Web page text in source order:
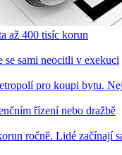
až 400 tisíc korun
se sami neocitli v exekuci
pro koupi bytu.
řízení nebo dražbě
ročně. Lidé začínají